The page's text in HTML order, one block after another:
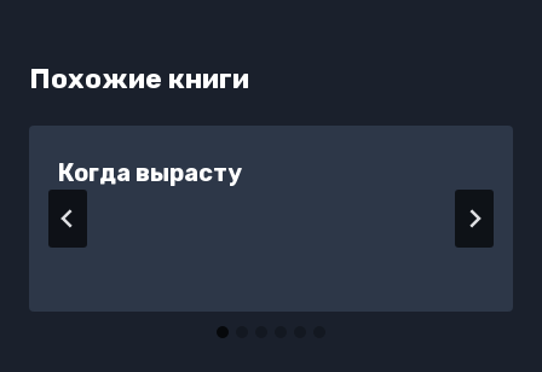
Похожие книги
Когда вырасту